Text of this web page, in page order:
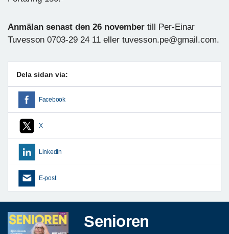
Anmälan senast den 26 november till Per-Einar
Tuvesson 0703-29 24 11 eller tuvesson.pe@gmail.com.
Dela sidan via:
Facebook
X
LinkedIn
E-post
Senioren